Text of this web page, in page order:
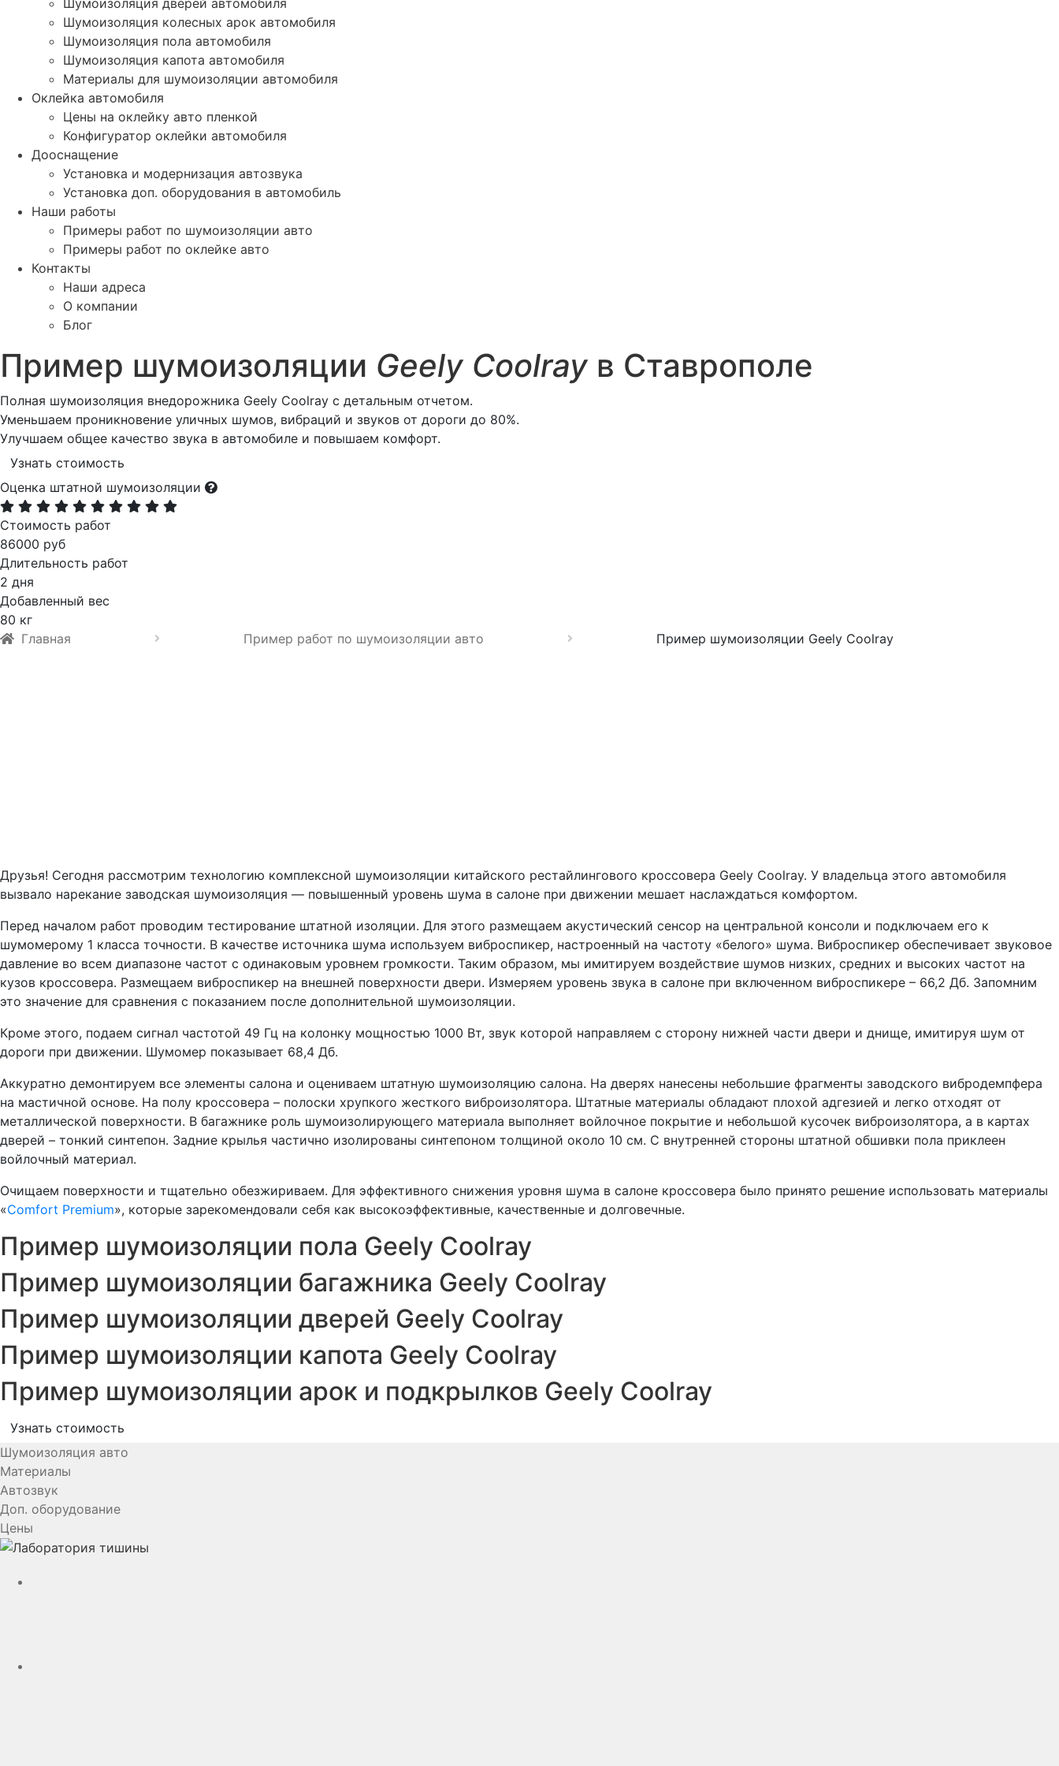
Шумоизоляция колесных арок автомобиля
Шумоизоляция пола автомобиля
Шумоизоляция капота автомобиля
Материалы для шумоизоляции автомобиля
Оклейка автомобиля
Цены на оклейку авто пленкой
Конфигуратор оклейки автомобиля
Дооснащение
Установка и модернизация автозвука
Установка доп. оборудования в автомобиль
Наши работы
Примеры работ по шумоизоляции авто
Примеры работ по оклейке авто
Контакты
Наши адреса
О компании
Блог
Пример шумоизоляции Geely Coolray в Ставрополе
Полная шумоизоляция внедорожника Geely Coolray с детальным отчетом.
Уменьшаем проникновение уличных шумов, вибраций и звуков от дороги до 80%.
Улучшаем общее качество звука в автомобиле и повышаем комфорт.
Узнать стоимость
Оценка штатной шумоизоляции
Стоимость работ
86000 руб
Длительность работ
2 дня
Добавленный вес
80 кг
Главная
Пример работ по шумоизоляции авто Пример шумоизоляции Geely Coolray
Друзья! Сегодня рассмотрим технологию комплексной шумоизоляции китайского рестайлингового кроссовера Geely Coolray. У владельца этого автомобиля
вызвало нарекание заводская шумоизоляция — повышенный уровень шума в салоне при движении мешает наслаждаться комфортом.
Перед началом работ проводим тестирование штатной изоляции. Для этого размещаем акустический сенсор на центральной консоли и подключаем его к
шумомерому 1 класса точности. В качестве источника шума используем виброспикер, настроенный на частоту «белого» шума. Виброспикер обеспечивает звуковое
давление во всем диапазоне частот с одинаковым уровнем громкости. Таким образом, мы имитируем воздействие шумов низких, средних и высоких частот на
кузов кроссовера. Размещаем виброспикер на внешней поверхности двери. Измеряем уровень звука в салоне при включенном виброспикере – 66,2 Дб. Запомним
это значение для сравнения с показанием после дополнительной шумоизоляции.
Кроме этого, подаем сигнал частотой 49 Гц на колонку мощностью 1000 Вт, звук которой направляем с сторону нижней части двери и днище, имитируя шум от
дороги при движении. Шумомер показывает 68,4 Дб.
Аккуратно демонтируем все элементы салона и оцениваем штатную шумоизоляцию салона. На дверях нанесены небольшие фрагменты заводского вибродемпфера
на мастичной основе. На полу кроссовера – полоски хрупкого жесткого виброизолятора. Штатные материалы обладают плохой адгезией и легко отходят от
металлической поверхности. В багажнике роль шумоизолирующего материала выполняет войлочное покрытие и небольшой кусочек виброизолятора, а в картах
дверей – тонкий синтепон. Задние крылья частично изолированы синтепоном толщиной около 10 см. С внутренней стороны штатной обшивки пола приклеен
войлочный материал.
Очищаем поверхности и тщательно обезжириваем. Для эффективного снижения уровня шума в салоне кроссовера было принято решение использовать материалы
«Comfort Premium», которые зарекомендовали себя как высокоэффективные, качественные и долговечные.
Пример шумоизоляции пола Geely Coolray
Пример шумоизоляции багажника Geely Coolray
Пример шумоизоляции дверей Geely Coolray
Пример шумоизоляции капота Geely Coolray
Пример шумоизоляции арок и подкрылков Geely Coolray
Узнать стоимость
Шумоизоляция авто
Материалы
Автозвук
Доп. оборудование
Цены